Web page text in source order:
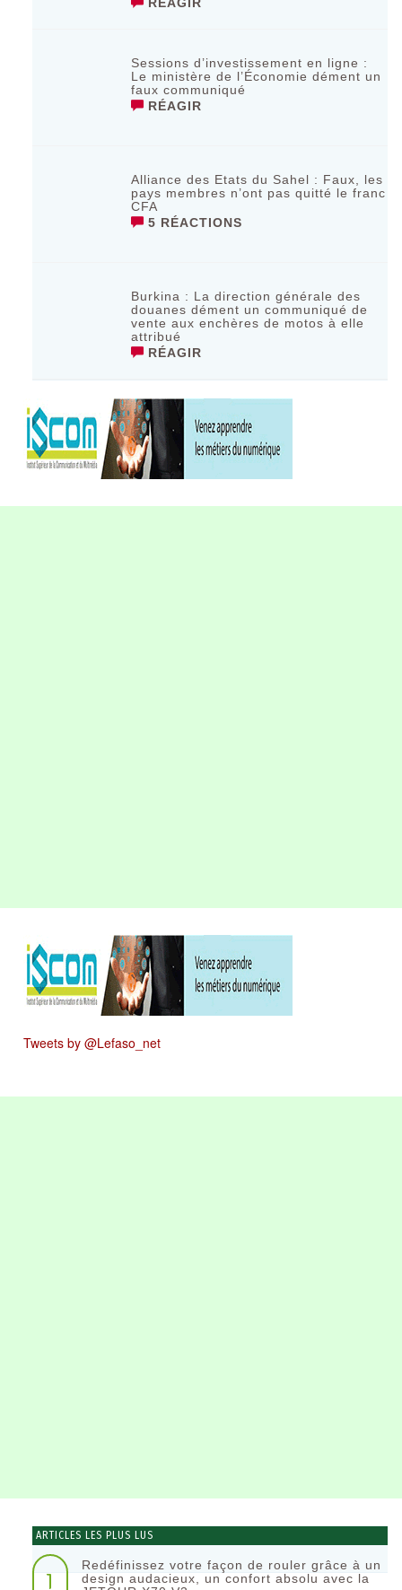
Sessions d’investissement en ligne :
Le ministère de l’Économie dément un
faux communiqué
RÉAGIR
Alliance des Etats du Sahel : Faux, les
pays membres n’ont pas quitté le franc
CFA
5 RÉACTIONS
Burkina : La direction générale des
douanes dément un communiqué de
vente aux enchères de motos à elle
attribué
RÉAGIR
Tweets by @Lefaso_net
ARTICLES LES PLUS LUS
1
Redéfinissez votre façon de rouler grâce à un
design audacieux, un confort absolu avec la